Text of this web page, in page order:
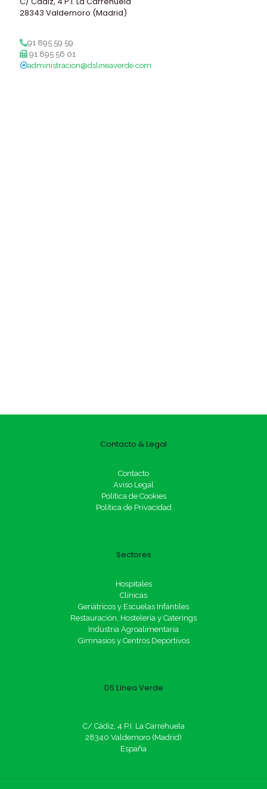
28343 Valdemoro (Madrid)
91 895 59 59
91 895 56 01
administracion@dslineaverde.com
Contacto & Legal
Contacto
Aviso Legal
Política de Cookies
Política de Privacidad
Sectores
Hospitales
Clínicas
Geriátricos y Escuelas Infantiles
Restauración, Hostelería y Caterings
Industria Agroalimentaria
Gimnasios y Centros Deportivos
DS Línea Verde
C/ Cádiz, 4 P.I. La Carrehuela
28340 Valdemoro (Madrid)
España